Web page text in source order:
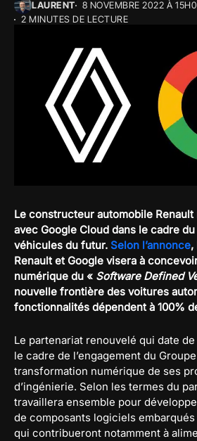
LAURENT
8 NOVEMBRE 2022 À
2 MINUTES DE LECTURE
Le constructeur automobile
avec Google Cloud dans le cadre
véhicules du futur. Selon l’annonce,
Renault et Google visera à
numérique du « Software Defined
nouvelle frontière des voitures
fonctionnalités dépendent à 100%
Le partenariat renouvelé qui date de
le cadre de l’engagement du
transformation numérique de ses
d’ingénierie. Selon les termes du
travaillera ensemble pour
de composants logiciels
qui contribueront notamment à